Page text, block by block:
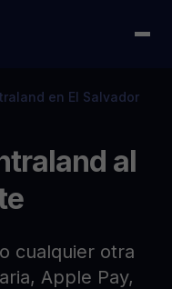
en El Salvador
al
cualquier otra
Apple Pay,